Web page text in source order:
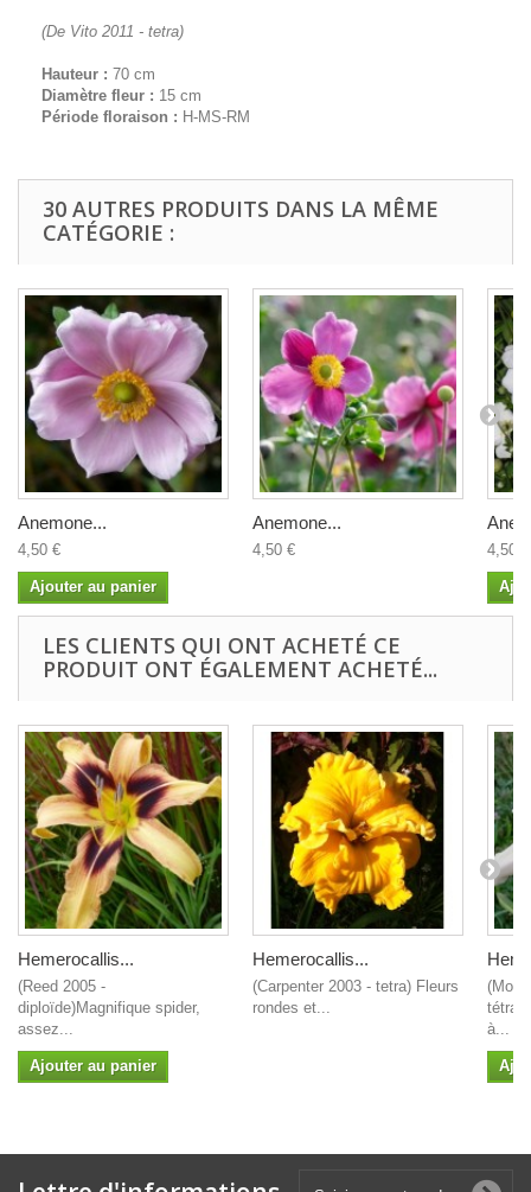
(De Vito 2011 - tetra)
Hauteur : 70 cm
Diamètre fleur : 15 cm
Période floraison : H-MS-RM
30 AUTRES PRODUITS DANS LA MÊME
CATÉGORIE :
Anemone...
4,50 €
Ajouter au panier
Anemone...
4,50 € 4,50 €
LES CLIENTS QUI ONT ACHETÉ CE
PRODUIT ONT ÉGALEMENT ACHETÉ...
Hemerocallis...
(Reed 2005 -
diploïde)Magnifique spider,
assez...
Ajouter au panier
Hemerocallis...
(Carpenter 2003 - tetra) Fleurs
rondes et...
à...